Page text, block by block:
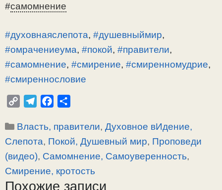
#самомнение
#духовнаяслепота, #душевныймир,
#омрачениеума, #покой, #правители,
#самомнение, #смирение, #смиренномудрие,
#смиреннословие
p
y
l
e
c
e
п
р
Рубрики
Власть, правители,Духовное вИдение,
Слепота, Покой, Душевный мир, Проповеди
(видео), Самомнение, Самоуверенность,
Смирение, кротость
Похожие записи